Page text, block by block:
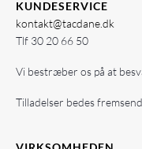
KUNDESERVICE
kontakt@tacdane.dk
Tlf 30 20 66 50
Vi bestræber os på at
Tilladelser bedes